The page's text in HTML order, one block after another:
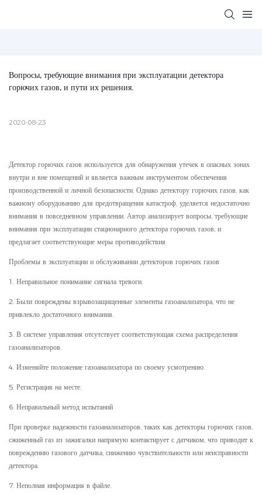
Вопросы, требующие внимания при эксплуатации детектора
горючих газов, и пути их решения.
2020-08-23
Детектор горючих газов используется для обнаружения утечек в опасных зонах
внутри и вне помещений и является важным инструментом обеспечения
производственной и личной безопасности. Однако детектору горючих газов, как
важному оборудованию для предотвращения катастроф, уделяется недостаточно
внимания в повседневном управлении. Автор анализирует вопросы, требующие
внимания при эксплуатации стационарного детектора горючих газов, и
предлагает соответствующие меры противодействия.
Проблемы в эксплуатации и обслуживании детекторов горючих газов
1. Неправильное понимание сигнала тревоги.
2. Были повреждены взрывозащищенные элементы газоанализатора, что не
привлекло достаточного внимания.
3. В системе управления отсутствует соответствующая схема распределения
газоанализаторов.
4. Изменяйте положение газоанализатора по своему усмотрению.
5. Регистрация на месте.
6. Неправильный метод испытаний
При проверке надежности газоанализаторов, таких как детекторы горючих газов,
сжиженный газ из зажигалки напрямую контактирует с датчиком, что приводит к
повреждению газового датчика, снижению чувствительности или неисправности
детектора.
7. Неполная информация в файле.